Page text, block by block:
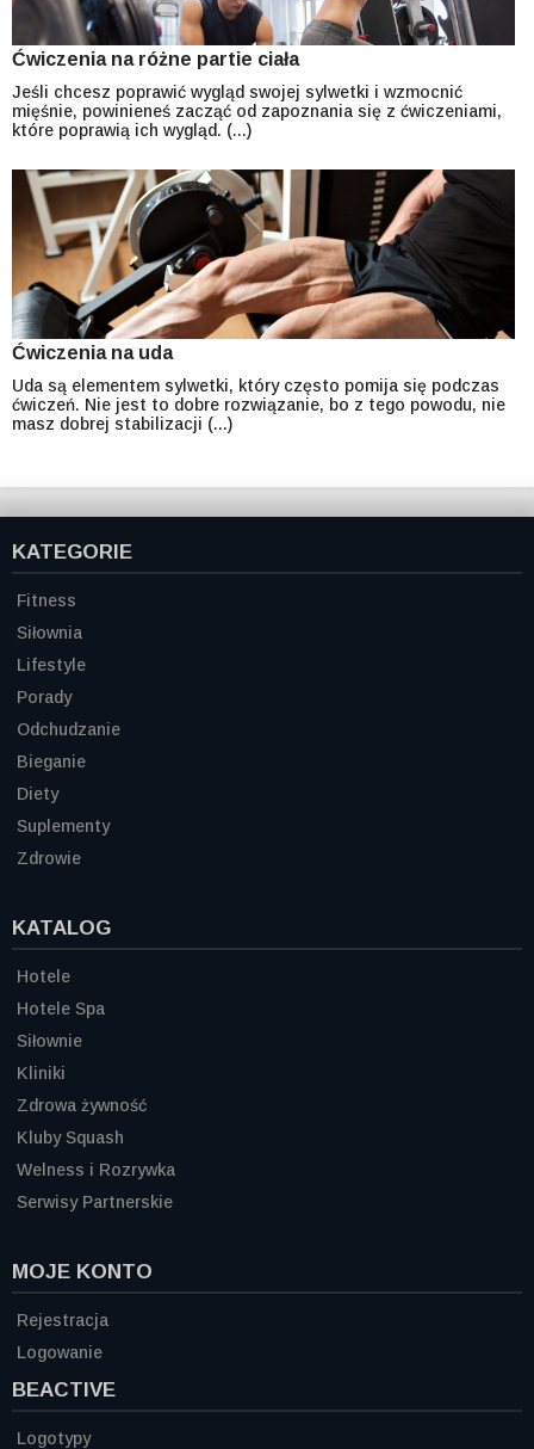
Ćwiczenia na różne partie ciała
Jeśli chcesz poprawić wygląd swojej sylwetki i wzmocnić
mięśnie, powinieneś zacząć od zapoznania się z ćwiczeniami,
które poprawią ich wygląd. (...)
Ćwiczenia na uda
Uda są elementem sylwetki, który często pomija się podczas
ćwiczeń. Nie jest to dobre rozwiązanie, bo z tego powodu, nie
masz dobrej stabilizacji (...)
KATEGORIE
Fitness
Siłownia
Lifestyle
Porady
Odchudzanie
Bieganie
Diety
Suplementy
Zdrowie
KATALOG
Hotele
Hotele Spa
Siłownie
Kliniki
Zdrowa żywność
Kluby Squash
Welness i Rozrywka
Serwisy Partnerskie
MOJE KONTO
Rejestracja
Logowanie
BEACTIVE
Logotypy